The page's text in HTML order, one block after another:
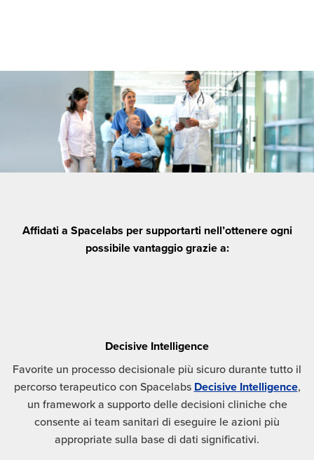
Affidati a Spacelabs per supportarti nell’ottenere ogni
possibile vantaggio grazie a:
Decisive Intelligence
Favorite un processo decisionale più sicuro durante tutto il
percorso terapeutico con Spacelabs Decisive Intelligence,
un framework a supporto delle decisioni cliniche che
consente ai team sanitari di eseguire le azioni più
appropriate sulla base di dati significativi.